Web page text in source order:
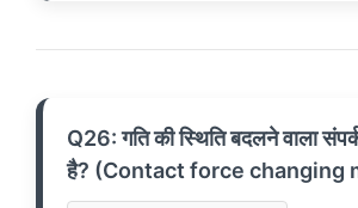
Q26: गति की स्थिति बदलने वाला
है? (Contact force changing